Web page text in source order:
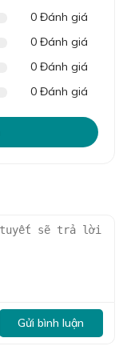
0 Đánh giá
0 Đánh giá
0 Đánh giá
0 Đánh giá
Gửi bình luận